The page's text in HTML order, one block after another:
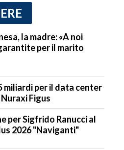
la madre: «A noi
per il marito
miliardi per il data center
Figus
per Sigfrido Ranucci al
2026 "Naviganti"